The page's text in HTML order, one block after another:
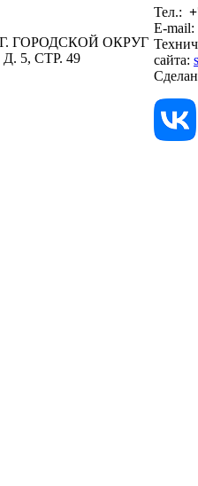
Г. ГОРОДСКОЙ ОКРУГ
5, СТР. 49
Тел.:
E-mail:
сайта: